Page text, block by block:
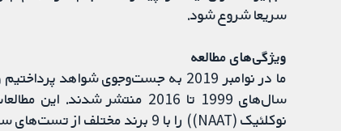
سریعا شروع شود.
ویژگی‌های مطالعه
سال‌های 1999 تا 2016
نوکلئیک (NAAT)) را با 9 برند مختلف از تست‌های سریع قابل انجام در بالین بیمار مقایسه کردند.